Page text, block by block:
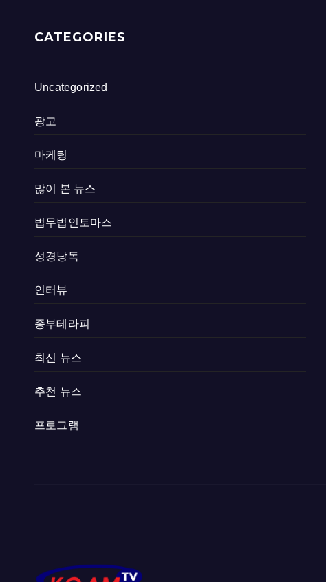
CATEGORIES
Uncategorized
광고
마케팅
많이 본 뉴스
법무법인토마스
성경낭독
인터뷰
종부테라피
최신 뉴스
추천 뉴스
프로그램